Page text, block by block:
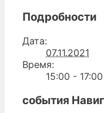
Подробности
Дата:
07.11.2021
Время:
15:00 - 17:00
события